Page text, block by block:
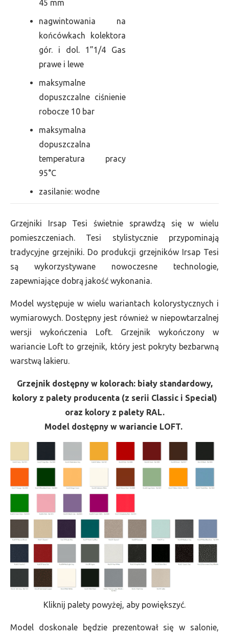
45 mm
nagwintowania na
końcówkach kolektora
gór. i dol. 1”1/4 Gas
prawe i lewe
maksymalne
dopuszczalne ciśnienie
robocze 10 bar
maksymalna
dopuszczalna
temperatura pracy
95°C
zasilanie: wodne
Grzejniki Irsap Tesi świetnie sprawdzą się w wielu
pomieszczeniach. Tesi stylistycznie przypominają
tradycyjne grzejniki. Do produkcji grzejników Irsap Tesi
są wykorzystywane nowoczesne technologie,
zapewniające dobrą jakość wykonania.
Model występuje w wielu wariantach kolorystycznych i
wymiarowych. Dostępny jest również w niepowtarzalnej
wersji wykończenia Loft. Grzejnik wykończony w
wariancie Loft to grzejnik, który jest pokryty bezbarwną
warstwą lakieru.
Grzejnik dostępny w kolorach: biały standardowy,
kolory z palety producenta (z serii Classic i Special)
oraz kolory z palety RAL.
Model dostępny w wariancie LOFT.
Kliknij palety powyżej, aby powiększyć.
Model doskonale będzie prezentował się w salonie,